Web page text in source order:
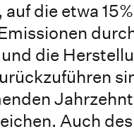
die etwa
die
Auch